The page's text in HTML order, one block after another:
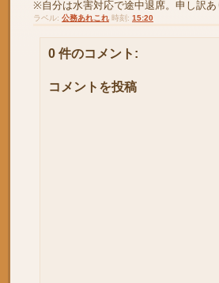
※自分は水害対応で途中退席。申し訳あ
ラベル: 公務あれこれ 時刻: 15:20
0 件のコメント:
コメントを投稿